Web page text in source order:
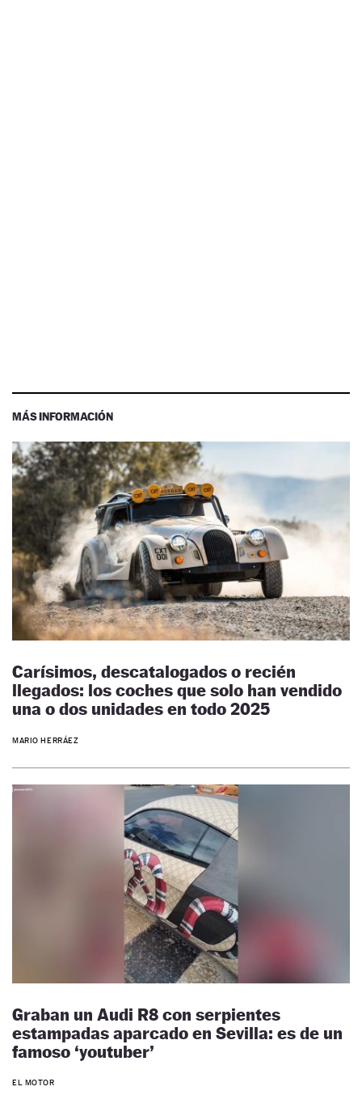
MÁS INFORMACIÓN
Carísimos, descatalogados o recién
llegados: los coches que solo han vendido
una o dos unidades en todo 2025
MARIO HERRÁEZ
Graban un Audi R8 con serpientes
estampadas aparcado en Sevilla: es de un
famoso ‘youtuber’
EL MOTOR